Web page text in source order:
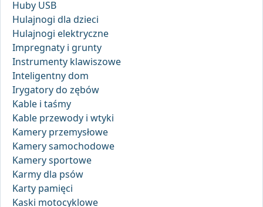
Huby USB
Hulajnogi dla dzieci
Hulajnogi elektryczne
Impregnaty i grunty
Instrumenty klawiszowe
Inteligentny dom
Irygatory do zębów
Kable i taśmy
Kable przewody i wtyki
Kamery przemysłowe
Kamery samochodowe
Kamery sportowe
Karmy dla psów
Karty pamięci
Kaski motocyklowe